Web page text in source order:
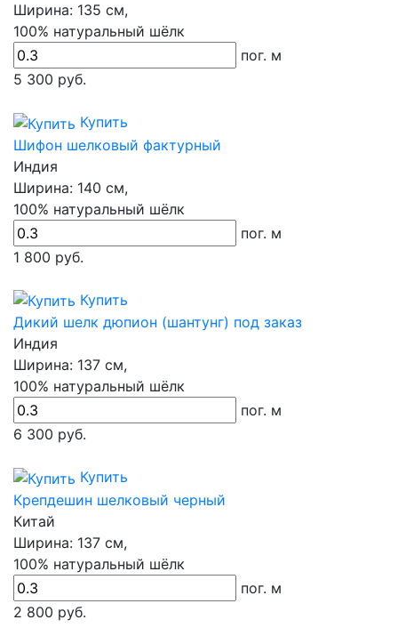
Ширина: 135 см,
100% натуральный шёлк
пог. м
5 300руб.
Купить
Шифон шелковый фактурный
Индия
Ширина: 140 см,
100% натуральный шёлк
пог. м
1 800руб.
Купить
Дикий шелк дюпион (шантунг) под заказ
Индия
Ширина: 137 см,
100% натуральный шёлк
пог. м
6 300руб.
Купить
Крепдешин шелковый черный
Китай
Ширина: 137 см,
100% натуральный шёлк
пог. м
2 800руб.